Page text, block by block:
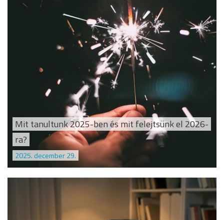
Mit tanultunk 2025-ben és mit felejtsünk el 2026-
ra?
2025. december 29.